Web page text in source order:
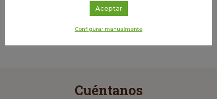
Como socializan las plantas? Monitoreo
Cuéntanos
Aceptar
Configurar manualmente